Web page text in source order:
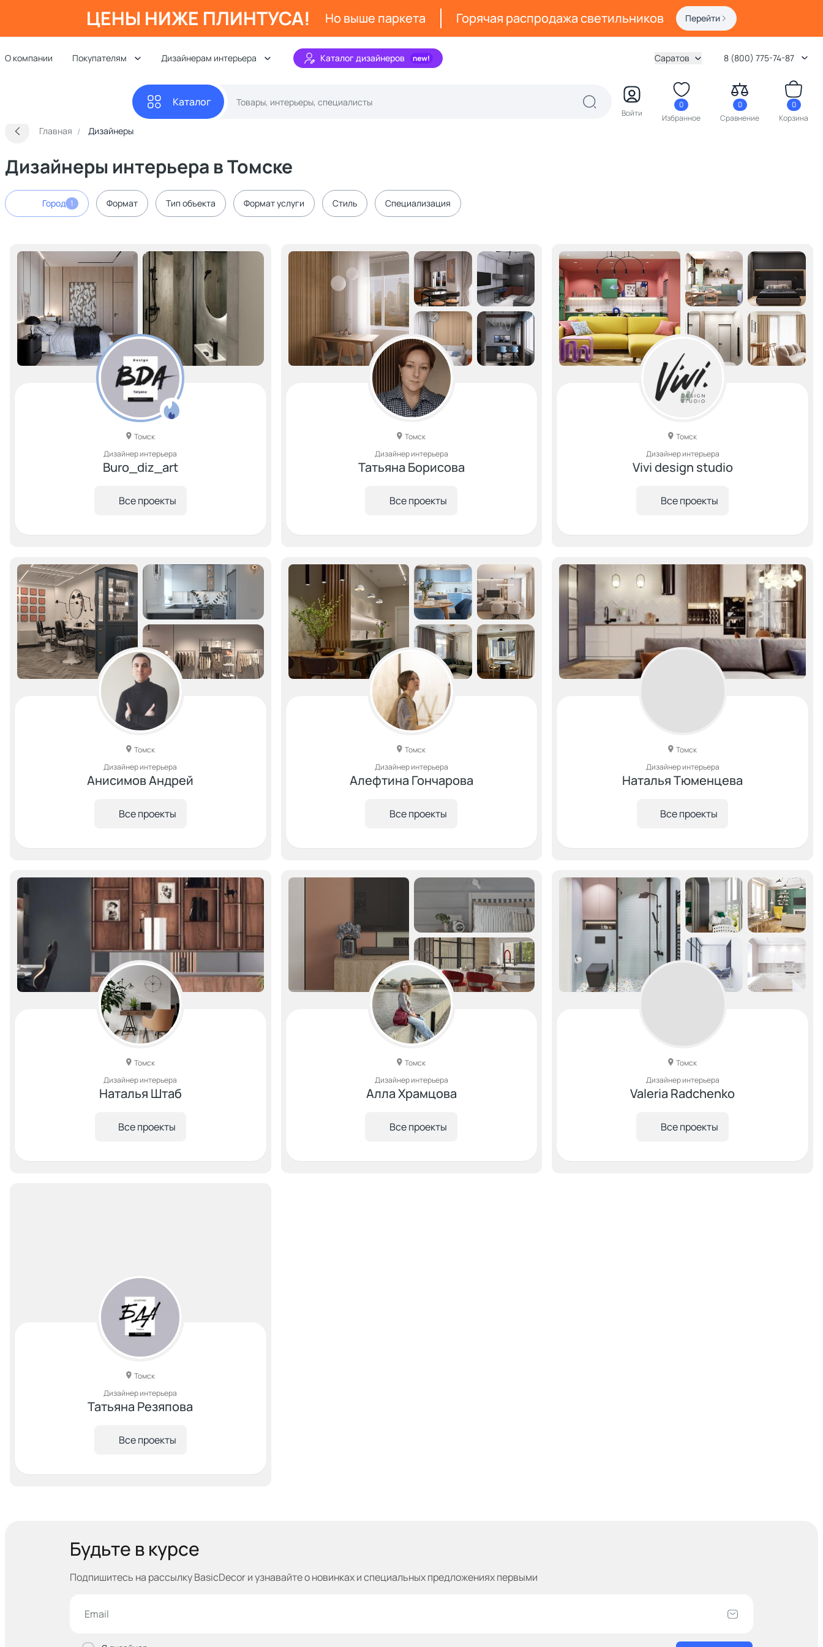
ЦЕНЫ НИЖЕ ПЛИНТУСА! Но выше паркета Горячая распродажа светильников Перейти
О компании Покупателям Дизайнерам интерьера Каталог дизайнеров Саратов 8 (800) 775-74-87
Каталог
Войти
0
Избранное
0
Сравнение
0
Корзина
Главная Дизайнеры
Дизайнеры интерьера в Томске
Город 1 Формат Тип объекта Формат услуги Стиль Специализация
Томск
Дизайнер интерьера
Buro_diz_art
Все проекты
Томск
Дизайнер интерьера
Татьяна Борисова
Все проекты
Томск
Дизайнер интерьера
Vivi design studio
Все проекты
Томск
Дизайнер интерьера
Анисимов Андрей
Все проекты
Томск
Дизайнер интерьера
Алефтина Гончарова
Все проекты
Томск
Дизайнер интерьера
Наталья Тюменцева
Все проекты
Томск
Дизайнер интерьера
Наталья Штаб
Все проекты
Томск
Дизайнер интерьера
Алла Храмцова
Все проекты
Томск
Дизайнер интерьера
Valeria Radchenko
Все проекты
Томск
Дизайнер интерьера
Татьяна Резяпова
Все проекты
Будьте в курсе
Подпишитесь на рассылку BasicDecor и узнавайтео новинках и специальных предложениях первыми